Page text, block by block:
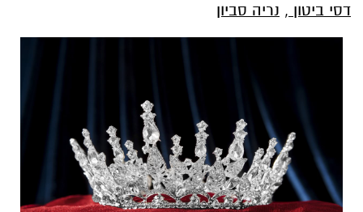
דסי ביטון , נריה סביון